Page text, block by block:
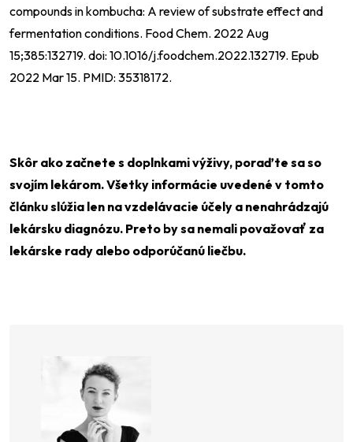
compounds in kombucha: A review of substrate effect and
fermentation conditions. Food Chem. 2022 Aug
15;385:132719. doi: 10.1016/j.foodchem.2022.132719. Epub
2022 Mar 15. PMID: 35318172.
Skôr ako začnete s doplnkami výživy, poraďte sa so
svojím lekárom. Všetky informácie uvedené v tomto
článku slúžia len na vzdelávacie účely a nenahrádzajú
lekársku diagnózu. Preto by sa nemali považovať za
lekárske rady alebo odporúčanú liečbu.